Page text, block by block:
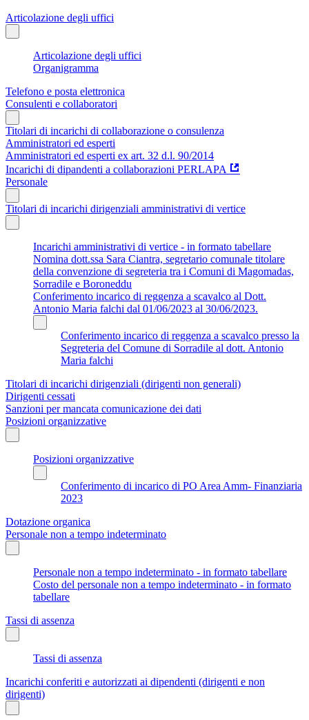
Articolazione degli uffici
Articolazione degli uffici
Organigramma
Telefono e posta elettronica
Consulenti e collaboratori
Titolari di incarichi di collaborazione o consulenza
Amministratori ed esperti
Amministratori ed esperti ex art. 32 d.l. 90/2014
Incarichi di dipandenti a collaborazioni PERLAPA
Personale
Titolari di incarichi dirigenziali amministrativi di vertice
Incarichi amministrativi di vertice - in formato tabellare
Nomina dott.ssa Sara Ciantra, segretario comunale titolare
della convenzione di segreteria tra i Comuni di Magomadas,
Sorradile e Boroneddu
Conferimento incarico di reggenza a scavalco al Dott.
Antonio Maria falchi dal 01/06/2023 al 30/06/2023.
Conferimento incarico di reggenza a scavalco presso la
Segreteria del Comune di Sorradile al dott. Antonio
Maria falchi
Titolari di incarichi dirigenziali (dirigenti non generali)
Dirigenti cessati
Sanzioni per mancata comunicazione dei dati
Posizioni organizzative
Posizioni organizzative
Conferimento di incarico di PO Area Amm- Finanziaria
2023
Dotazione organica
Personale non a tempo indeterminato
Personale non a tempo indeterminato - in formato tabellare
Costo del personale non a tempo indeterminato - in formato
tabellare
Tassi di assenza
Tassi di assenza
Incarichi conferiti e autorizzati ai dipendenti (dirigenti e non
dirigenti)